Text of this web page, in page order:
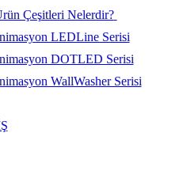
Çeşitleri Nelerdir?
LEDLine Serisi
DOTLED Serisi
WallWasher Serisi